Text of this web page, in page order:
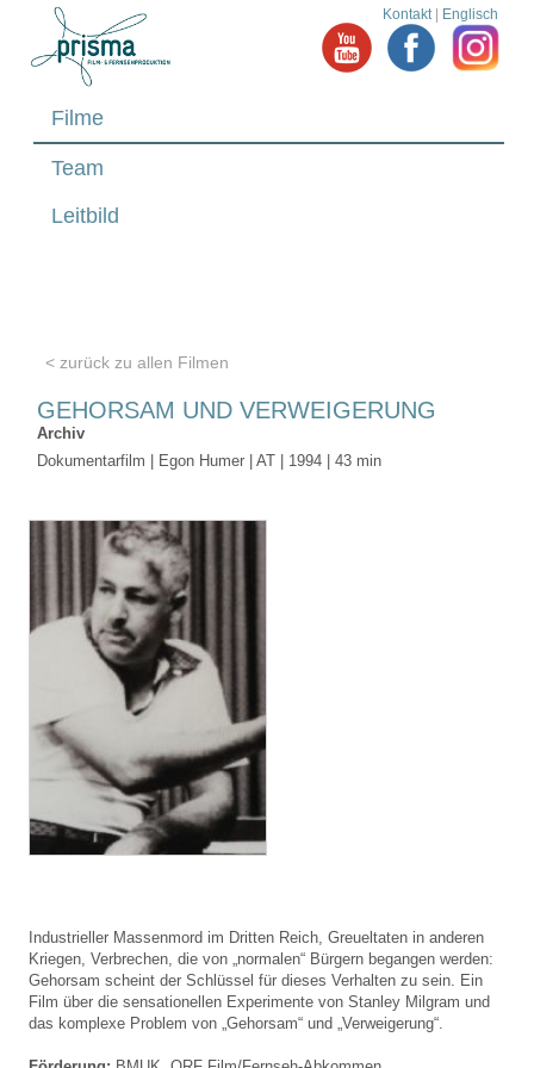
Filme
Team
Leitbild
Kontakt | Englisch
< zurück zu allen Filmen
GEHORSAM UND VERWEIGERUNG
Archiv
Dokumentarfilm | Egon Humer | AT | 1994 | 43 min
Industrieller Massenmord im Dritten Reich, Greueltaten in anderen
Kriegen, Verbrechen, die von „normalen“ Bürgern begangen werden:
Gehorsam scheint der Schlüssel für dieses Verhalten zu sein. Ein
Film über die sensationellen Experimente von Stanley Milgram und
das komplexe Problem von „Gehorsam“ und „Verweigerung“.